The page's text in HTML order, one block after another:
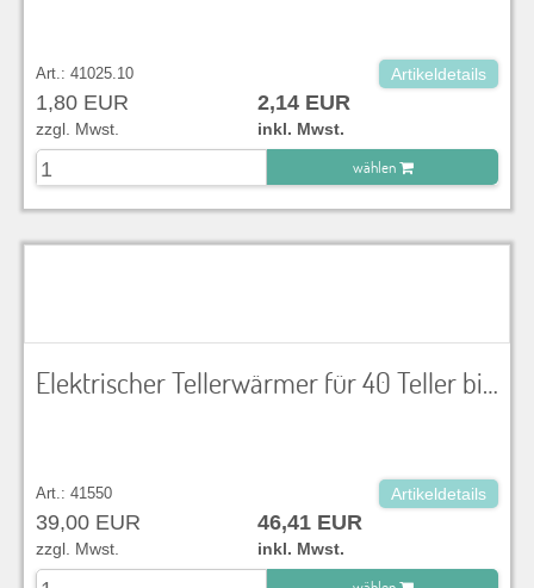
Art.: 41025.10 Artikeldetails
1,80 EUR 2,14 EUR
zzgl. Mwst.
inkl. Mwst.
wählen
zu Warenkorb hinzugefügt.
Elektrischer Tellerwärmer für 40 Teller bis 26 cm (Bei Bedarf wird bis zu 40 € Sonderreinigung berechnet)
Art.: 41550 Artikeldetails
39,00 EUR 46,41 EUR
zzgl. Mwst.
inkl. Mwst.